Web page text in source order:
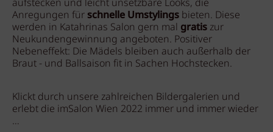
aufstecken und leicht unsetzbare Looks, die
Anregungen für schnelle Umstylings bieten. Diese
werden in Katahrinas Salon gern mal gratis zur
Neukundengewinnung angeboten. Positiver
Nebeneffekt: Die Mädels bleiben auch außerhalb der
Braut - und Ballsaison fit in Sachen Hochstecken.
Klickt durch unsere zahlreichen Bildergalerien und
erlebt die imSalon Wien 2022 immer und immer wieder
…